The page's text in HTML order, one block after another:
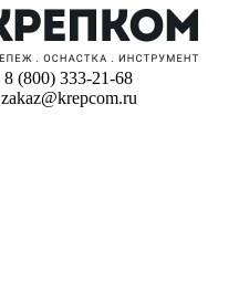
8 (800) 333-21-68
zakaz@krepcom.ru